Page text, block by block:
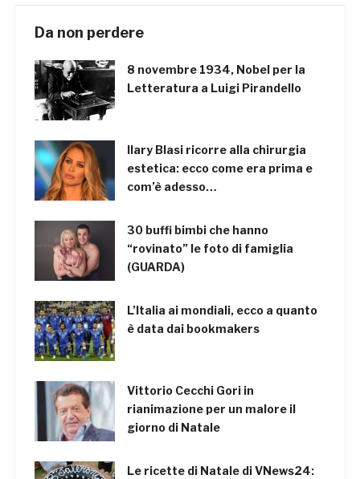
Da non perdere
8 novembre 1934, Nobel per la
Letteratura a Luigi Pirandello
Ilary Blasi ricorre alla chirurgia
estetica: ecco come era prima e
com’è adesso…
30 buffi bimbi che hanno
“rovinato” le foto di famiglia
(GUARDA)
L’Italia ai mondiali, ecco a quanto
è data dai bookmakers
Vittorio Cecchi Gori in
rianimazione per un malore il
giorno di Natale
Le ricette di Natale di VNews24: